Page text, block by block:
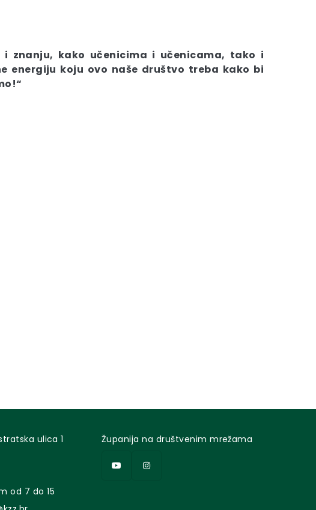
znanju, kako učenicima i učenicama, tako i
energiju koju ovo naše društvo treba kako bi
ulica 1
od 7 do 15
Županija na društvenim mrežama